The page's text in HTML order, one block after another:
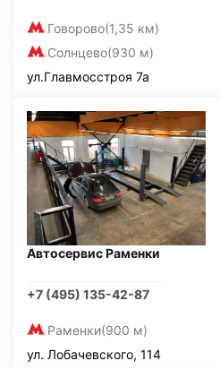
Говорово(1,35 км)
Солнцево(930 м)
ул.Главмосстроя 7а
Автосервис Раменки
+7 (495) 135-42-87
Раменки(900 м)
ул. Лобачевского, 114